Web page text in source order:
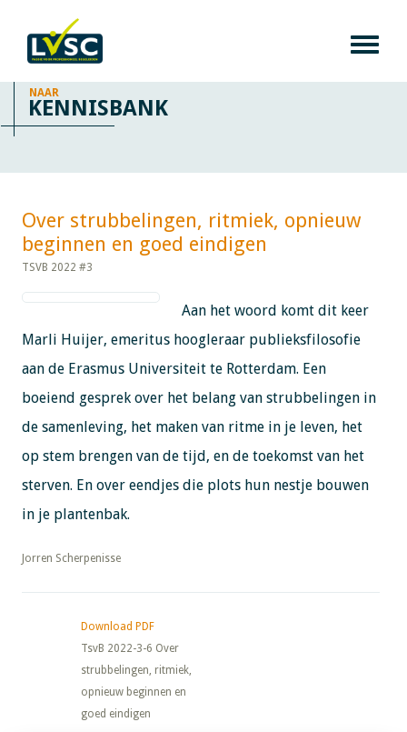
NAAR
KENNISBANK
Over strubbelingen, ritmiek, opnieuw
beginnen en goed eindigen​​​​​​
TSVB 2022 #3
Aan het woord komt dit keer
Marli Huijer, emeritus hoogleraar publieksfilosofie
aan de Erasmus Universiteit te Rotterdam. Een
boeiend gesprek over het belang van strubbelingen in
de samenleving, het maken van ritme in je leven, het
op stem brengen van de tijd, en de toekomst van het
sterven. En over eendjes die plots hun nestje bouwen
in je plantenbak.
​​​​​​​Jorren Scherpenisse
Download PDF
TsvB 2022-3-6 Over
strubbelingen, ritmiek,
opnieuw beginnen en
goed eindigen